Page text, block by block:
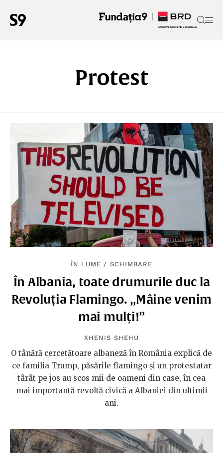
Protest
ÎN LUME / SCHIMBARE
În Albania, toate drumurile duc la
Revoluția Flamingo. „Mâine venim
mai mulți!”
XHENIS SHEHU
O tânără cercetătoare albaneză în România explică de
ce familia Trump, păsările flamingo și un protestatar
târât pe jos au scos mii de oameni din case, în cea
mai importantă revoltă civică a Albaniei din ultimii
ani.